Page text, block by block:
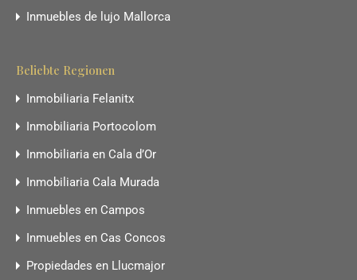
Inmuebles de lujo Mallorca
Beliebte Regionen
Inmobiliaria Felanitx
Inmobiliaria Portocolom
Inmobiliaria en Cala d’Or
Inmobiliaria Cala Murada
Inmuebles en Campos
Inmuebles en Cas Concos
Propiedades en Llucmajor